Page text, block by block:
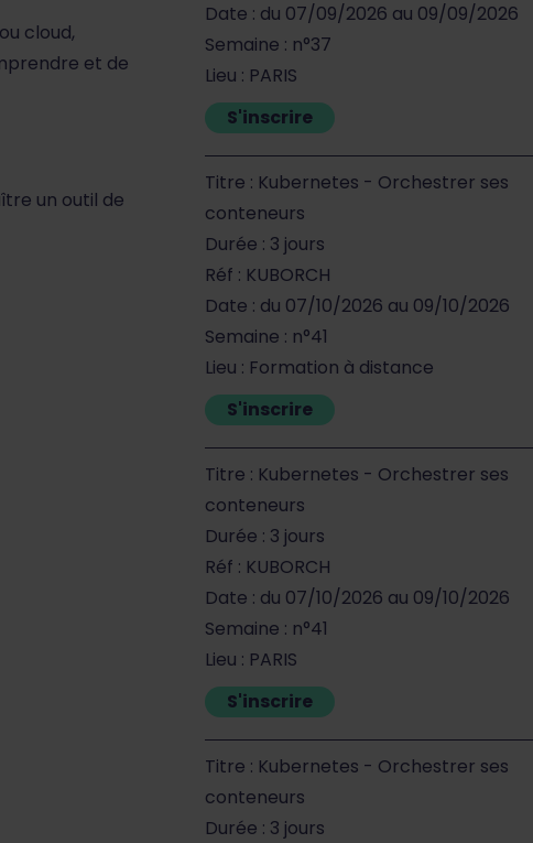
cloud,
et de
un outil de
Date : du 07/09/2026 au 09/09/2026
Semaine : n°37
Lieu : PARIS
S'inscrire
Titre : Kubernetes - Orchestrer ses
conteneurs
Durée : 3 jours
Réf : KUBORCH
Date : du 07/10/2026 au 09/10/2026
Semaine : n°41
Lieu : Formation à distance
S'inscrire
Titre : Kubernetes - Orchestrer ses
conteneurs
Durée : 3 jours
Réf : KUBORCH
Date : du 07/10/2026 au 09/10/2026
Semaine : n°41
Lieu : PARIS
S'inscrire
Titre : Kubernetes - Orchestrer ses
conteneurs
Durée : 3 jours